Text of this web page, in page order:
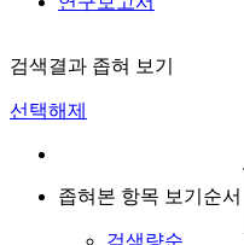
검색결과 좁혀 보기
선택해제
좁혀본 항목 보기순서